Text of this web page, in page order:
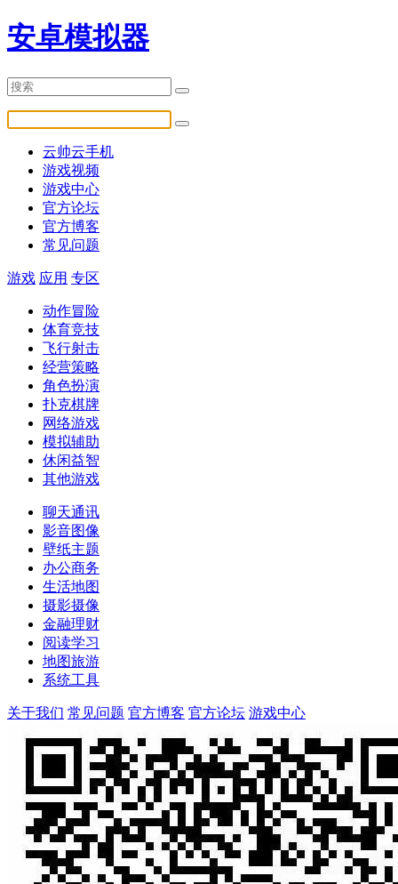
安卓模拟器
云帅云手机
游戏视频
游戏中心
官方论坛
官方博客
常见问题
游戏 应用 专区
动作冒险
体育竞技
飞行射击
经营策略
角色扮演
扑克棋牌
网络游戏
模拟辅助
休闲益智
其他游戏
聊天通讯
影音图像
壁纸主题
办公商务
生活地图
摄影摄像
金融理财
阅读学习
地图旅游
系统工具
关于我们 常见问题 官方博客 官方论坛 游戏中心